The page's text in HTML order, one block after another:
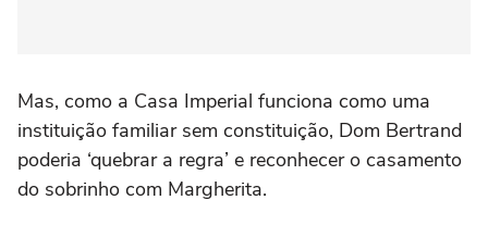
Mas, como a Casa Imperial funciona como uma
instituição familiar sem constituição, Dom Bertrand
poderia ‘quebrar a regra’ e reconhecer o casamento
do sobrinho com Margherita.